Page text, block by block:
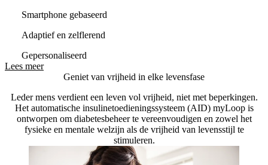
Smartphone gebaseerd
Adaptief en zelflerend
Gepersonaliseerd
Lees meer
Geniet van vrijheid in elke levensfase
Leder mens verdient een leven vol vrijheid, niet met beperkingen.
Het automatische insulinetoedieningssysteem (AID) myLoop is
ontworpen om diabetesbeheer te vereenvoudigen en zowel het
fysieke en mentale welzijn als de vrijheid van levensstijl te
stimuleren.